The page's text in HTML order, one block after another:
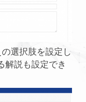
選択肢を設定し
解説も設定でき